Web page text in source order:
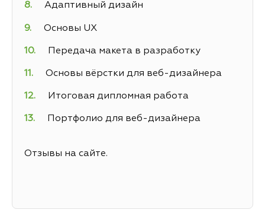
Адаптивный дизайн
Основы UX
Передача макета в разработку
Основы вёрстки для веб-дизайнера
Итоговая дипломная работа
Портфолио для веб-дизайнера
Отзывы на сайте.